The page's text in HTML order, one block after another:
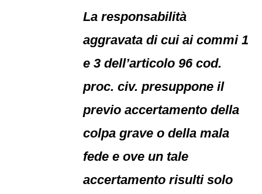
La responsabilità
aggravata di cui ai commi 1
e 3 dell’articolo 96 cod.
proc. civ. presuppone il
previo accertamento della
colpa grave o della mala
fede e ove un tale
accertamento risulti solo